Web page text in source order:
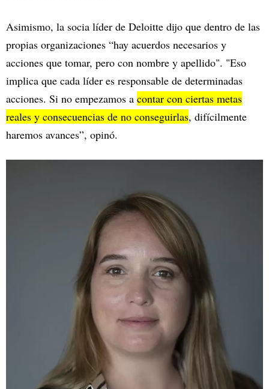
Asimismo, la socia líder de Deloitte dijo que dentro de las
propias organizaciones “hay acuerdos necesarios y
acciones que tomar, pero con nombre y apellido". "Eso
implica que cada líder es responsable de determinadas
acciones. Si no empezamos a contar con ciertas metas
reales y consecuencias de no conseguirlas, difícilmente
haremos avances”, opinó.